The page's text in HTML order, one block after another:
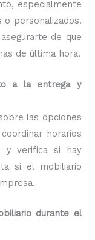
especialmente
o personalizados.
de que
de última hora.
a la entrega y
las opciones
horarios
y verifica si hay
si el mobiliario
durante el